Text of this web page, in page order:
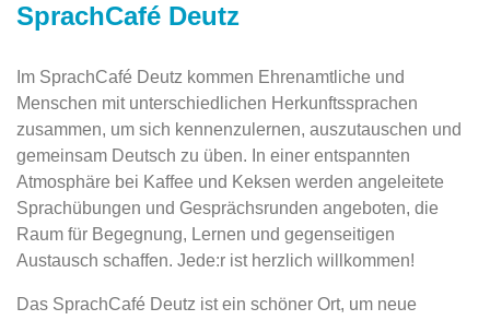
SprachCafé Deutz
Im SprachCafé Deutz kommen Ehrenamtliche und
Menschen mit unterschiedlichen Herkunftssprachen
zusammen, um sich kennenzulernen, auszutauschen und
gemeinsam Deutsch zu üben. In einer entspannten
Atmosphäre bei Kaffee und Keksen werden angeleitete
Sprachübungen und Gesprächsrunden angeboten, die
Raum für Begegnung, Lernen und gegenseitigen
Austausch schaffen. Jede:r ist herzlich willkommen!
Das SprachCafé Deutz ist ein schöner Ort, um neue